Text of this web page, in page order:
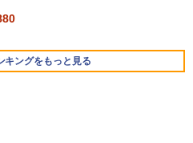
キングをもっと見る
フトカード - 800 Robux 【限
スポート公式テキスト 第４版
Kindle - 目に優しい、かさばら